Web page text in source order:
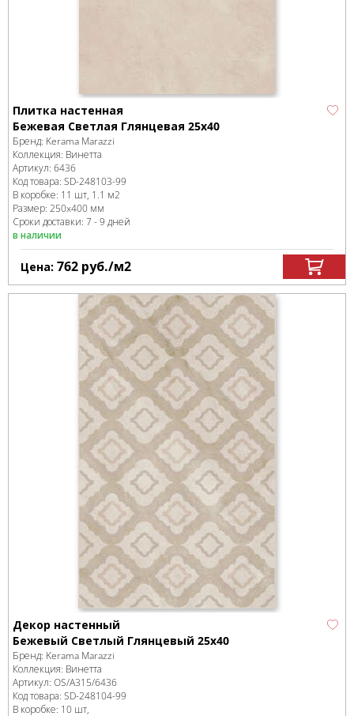
Плитка настенная
Бежевая Светлая Глянцевая 25х40
Бренд: Kerama Marazzi
Коллекция: Винетта
Артикул: 6436
Код товара: SD-248103-99
В коробке: 11 шт, 1.1 м2
Размер: 250x400 мм
Сроки доставки: 7 - 9 дней
в наличии
Цена: 762 руб./м2
Декор настенный
Бежевый Светлый Глянцевый 25х40
Бренд: Kerama Marazzi
Коллекция: Винетта
Артикул: OS/A315/6436
Код товара: SD-248104-99
В коробке: 10 шт,